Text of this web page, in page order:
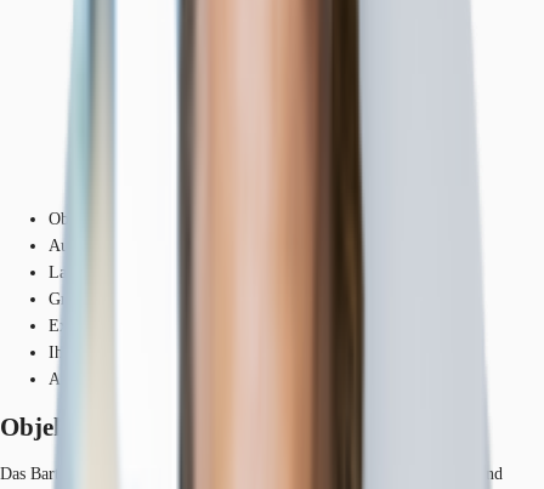
Objekt
Ausstattung
Lage und Verkehrsanbindung
Grundrisse
Exposé herunterladen
Ihr Kontakt
Anfrage senden
Objekt
Das Barthonia Forum ist ein riesiger Komplex aus Wohn-, Gewerbe- und